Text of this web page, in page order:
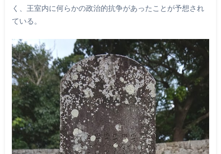
く、王室内に何らかの政治的抗争があったことが予想され
ている。